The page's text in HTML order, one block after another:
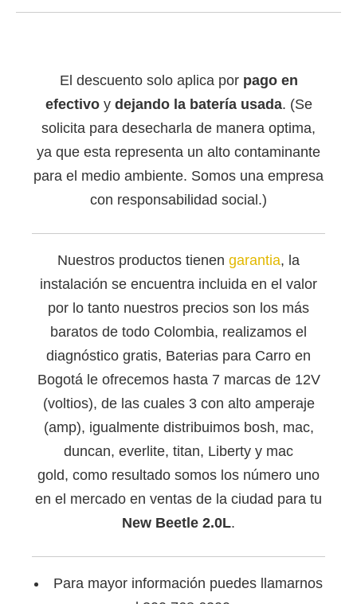
El descuento solo aplica por pago en
efectivoy dejando la batería usada. (Se
solicita para desecharla de manera optima,
ya que esta representa un alto contaminante
para el medio ambiente. Somos una empresa
con responsabilidad social.)
Nuestros productos tienen garantia, la
instalación se encuentra incluida en el valor
por lo tanto nuestros precios son los más
baratos de todo Colombia, realizamos el
diagnóstico gratis, Baterias para Carro en
Bogotá le ofrecemos hasta 7 marcas de 12V
(voltios), de las cuales 3 con alto amperaje
(amp), igualmente distribuimos bosh, mac,
duncan, everlite, titan, Liberty y mac
gold, como resultado somos los número uno
en el mercado en ventas de la ciudad para tu
New Beetle 2.0L.
Para mayor información puedes llamarnos